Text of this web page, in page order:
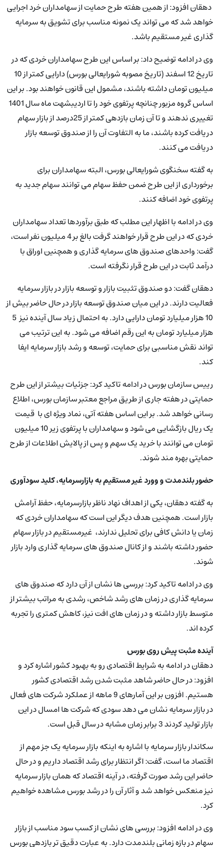
دهقان افزود: از همین هفته طرح حمایت از سهامداران خرد اجرایی
خواهد شد که می تواند یک نمونه مناسب برای تشویق به سرمایه
گذاری غیر مستقیم باشد.
وی در ادامه توضیح داد: بر اساس این طرح سهامداران خردی که در
تاریخ 12 اسفند (تاریخ مصوبه شورایعالی بورس) دارایی کمتر از 10
میلیون تومان داشته باشند، مشمول این قانون خواهند بود. بر این
اساس گروه مزبور چنانچه پرتفوی خود را تا اردیبشهت ماه سال 1401
تغییری ندهند و تا آن زمان بازدهی کمتر از 25درصد از بازار سهام
دریافت کرده باشند، ما به التفاوت آن را از صندوق توسعه بازار
دریافت می کنند.
به گفته سخنگوی شورایعالی بورس، البته سهامداران برای
برخورداری از این طرح ضمن حفظ سهام می توانند سهام جدید به
پرتفوی خود اضافه کنند.
وی در ادامه با اظهار این مطلب که طبق برآوردها تعداد سهامداران
خردی که در این طرح قرار خواهند گرفت بالغ بر 4 میلیون نفر است،
گفت: واحدهای صندوق های سرمایه گذاری و همچنین اوراق با
درآمد ثابت در این طرح قرار نگرفته است.
دهقان گفت: دو صندوق تثبیت بازار و توسعه بازار در بازار سرمایه
فعالیت دارند. در این میان صندوق توسعه‬ بازار در حال حاضر بیش از
10 هزار میلیارد تومان دارایی دارد. به احتمال زیاد سال آینده نیز 5
هزار میلیارد تومان به این رقم اضافه می شود. به این ترتیب می
تواند نقش مناسبی برای حمایت، توسعه و رشد بازار سرمایه ایفا
کند.
رییس سازمان بورس در ادامه تاکید کرد: جزئیات بیشتر از این طرح
حمایتی در هفته جاری از طریق مراجع معتبر سازمان بورس، اطلاع
رسانی خواهد شد. بر این اساس هفته آتی، نماد ویژه ای با قیمت
یک ریال بازگشایی می شود و سهامداران با پرتفوی زیر 10 میلیون
تومان می توانند با خرید یک سهم و پس از پالایش اطلاعات از طرح
حمایتی بهره مند شوند.
حضور بلندمدت و وورد غیر مستقیم به بازارسرمایه، کلید سودآوری
به گفته دهقان، یکی از اهداف نهاد ناظر بازارسرمایه، حفظ آرامش
بازار است. همچنین هدف دیگر این است که سهامداران خردی که
زمان یا دانش کافی برای تحلیل ندارند، غیرمستقیم در بازار سهام
حضور داشته باشند و از کانال صندوق های سرمایه گذاری وارد بازار
شوند.
وی در ادامه تاکید کرد: بررسی ها نشان از آن دارد که صندوق های
سرمایه گذاری در زمان های رشد شاخص، رشدی به مراتب بیشتر از
متوسط بازار داشته و در زمان های افت نیز، کاهش کمتری را تجربه
کرده اند.
آینده مثبت پیش روی بورس
دهقان در ادامه به شرایط اقتصادی رو به بهبود کشور اشاره کرد و
افزود: در حال حاضر شاهد مثبت شدن رشد اقتصادی کشور
هستیم. افزون بر این آمارهای 9 ماهه از عملکرد شرکت های فعال
در بازار سرمایه نشان می دهد سودی که شرکت ها امسال در این
بازار تولید کردند 3 برابر زمان مشابه در سال قبل است.
سکاندار بازار سرمایه با اشاره به اینکه بازار سرمایه یک جز مهم از
اقتصاد ما است، گفت: اگر انتظار برای رشد اقتصاد داریم و در حال
حاضر این رشد صورت گرفته، در آینه اقتصاد که همان بازار سرمایه
نیز منعکس خواهد شد و آثار آن را در رشد بورس مشاهده خواهیم
کرد.
وی در ادامه افزود: بررسی های نشان از کسب سود مناسب از بازار
سهام در بازه زمانی بلندمدت دارد. به عبارت دقیق تر بازدهی بورس